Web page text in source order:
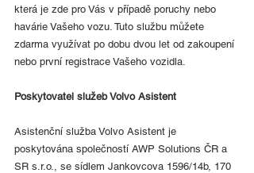
která je zde pro Vás v případě poruchy nebo
havárie Vašeho vozu. Tuto službu můžete
zdarma využívat po dobu dvou let od zakoupení
nebo první registrace Vašeho vozidla.
Poskytovatel služeb Volvo Asistent
Asistenční služba Volvo Asistent je
poskytována společností AWP Solutions ČR a
SR s.r.o., se sídlem Jankovcova 1596/14b, 170